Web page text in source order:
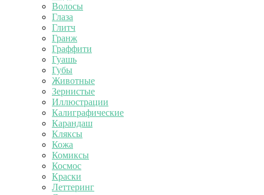
Волосы
Глаза
Глитч
Гранж
Граффити
Гуашь
Губы
Животные
Зернистые
Иллюстрации
Калиграфические
Карандаш
Кляксы
Кожа
Комиксы
Космос
Краски
Леттеринг